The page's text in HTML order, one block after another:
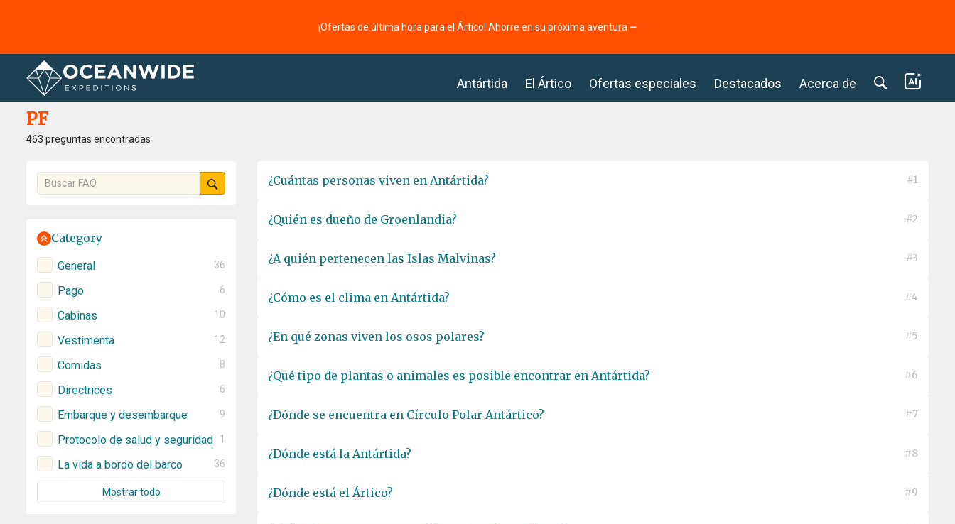
¡Ofertas de última hora para el Ártico! Ahorre en su próxima aventura ⭢
Antártida El Ártico Ofertas especiales Destacados Acerca de
Página principal PF
PF
463 preguntas encontradas
Category
General 36
Pago 6
Cabinas 10
Vestimenta 12
Comidas 8
Directrices 6
Embarque y desembarque 9
Protocolo de salud y seguridad 1
La vida a bordo del barco 36
Mostrar todo
¿Cuántas personas viven en Antártida? #1
¿Quién es dueño de Groenlandia? #2
¿A quién pertenecen las Islas Malvinas? #3
¿Cómo es el clima en Antártida? #4
¿En qué zonas viven los osos polares? #5
¿Qué tipo de plantas o animales es posible encontrar en Antártida? #6
¿Dónde se encuentra en Círculo Polar Antártico? #7
¿Dónde está la Antártida? #8
¿Dónde está el Ártico? #9